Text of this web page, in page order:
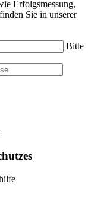
Erfolgsmessung,
Sie in unserer
Bitte